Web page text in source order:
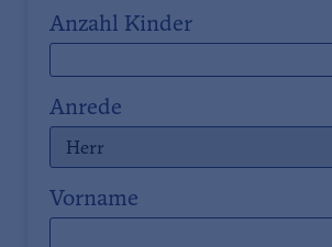
Anzahl Kinder
Anrede
Vorname